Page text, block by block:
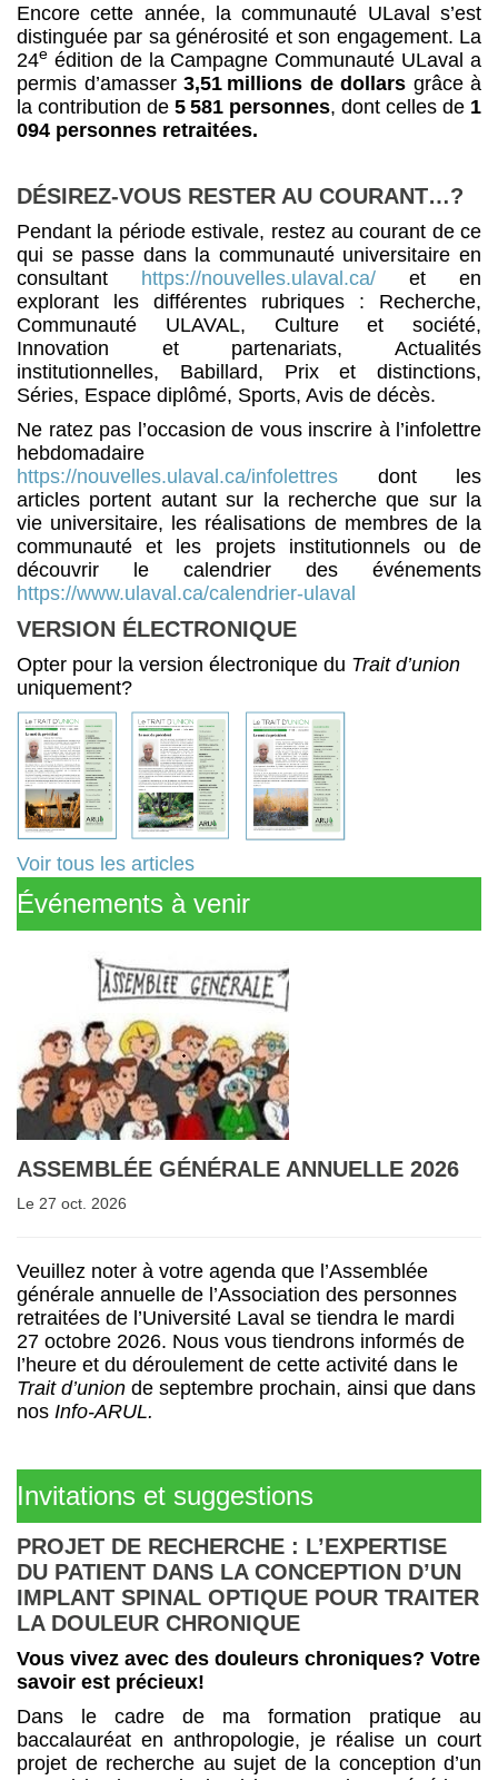
Encore cette année, la communauté ULaval s’est
distinguée par sa générosité et son engagement. La
24e édition de la Campagne Communauté ULaval a
permis d’amasser 3,51 millions de dollars grâce à
la contribution de 5 581 personnes, dont celles de 1
094 personnes retraitées.
DÉSIREZ-VOUS RESTER AU COURANT…?
Pendant la période estivale, restez au courant de ce
qui se passe dans la communauté universitaire en
consultant https://nouvelles.ulaval.ca/ et en
explorant les différentes rubriques : Recherche,
Communauté ULAVAL, Culture et société,
Innovation et partenariats, Actualités
institutionnelles, Babillard, Prix et distinctions,
Séries, Espace diplômé, Sports, Avis de décès.
Ne ratez pas l’occasion de vous inscrire à l’infolettre
hebdomadaire
https://nouvelles.ulaval.ca/infolettres dont les
articles portent autant sur la recherche que sur la
vie universitaire, les réalisations de membres de la
communauté et les projets institutionnels ou de
découvrir le calendrier des événements
https://www.ulaval.ca/calendrier-ulaval
VERSION ÉLECTRONIQUE
Opter pour la version électronique du Trait d’union
uniquement?
Voir tous les articles
Événements à venir
ASSEMBLÉE GÉNÉRALE ANNUELLE 2026
Le 27 oct. 2026
Veuillez noter à votre agenda que l’Assemblée
générale annuelle de l’Association des personnes
retraitées de l’Université Laval se tiendra le mardi
27 octobre 2026. Nous vous tiendrons informés de
l’heure et du déroulement de cette activité dans le
Trait d’union de septembre prochain, ainsi que dans
nos Info-ARUL.
Invitations et suggestions
PROJET DE RECHERCHE : L’EXPERTISE
DU PATIENT DANS LA CONCEPTION D’UN
IMPLANT SPINAL OPTIQUE POUR TRAITER
LA DOULEUR CHRONIQUE
Vous vivez avec des douleurs chroniques? Votre
savoir est précieux!
Dans le cadre de ma formation pratique au
baccalauréat en anthropologie, je réalise un court
projet de recherche au sujet de la conception d’un